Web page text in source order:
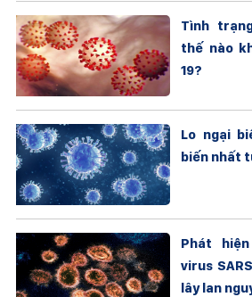
Tình
thế nào
19?
Lo ngại
biến nhất
Phát
virus
lây lan